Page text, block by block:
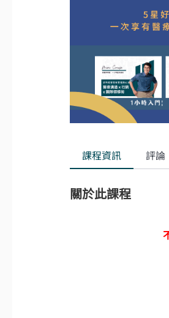
課程資訊 評論
關於此課程